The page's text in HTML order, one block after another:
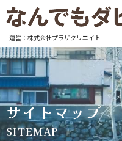
運営：株式会社プラザクリエイト
サイトマップ
SITEMAP